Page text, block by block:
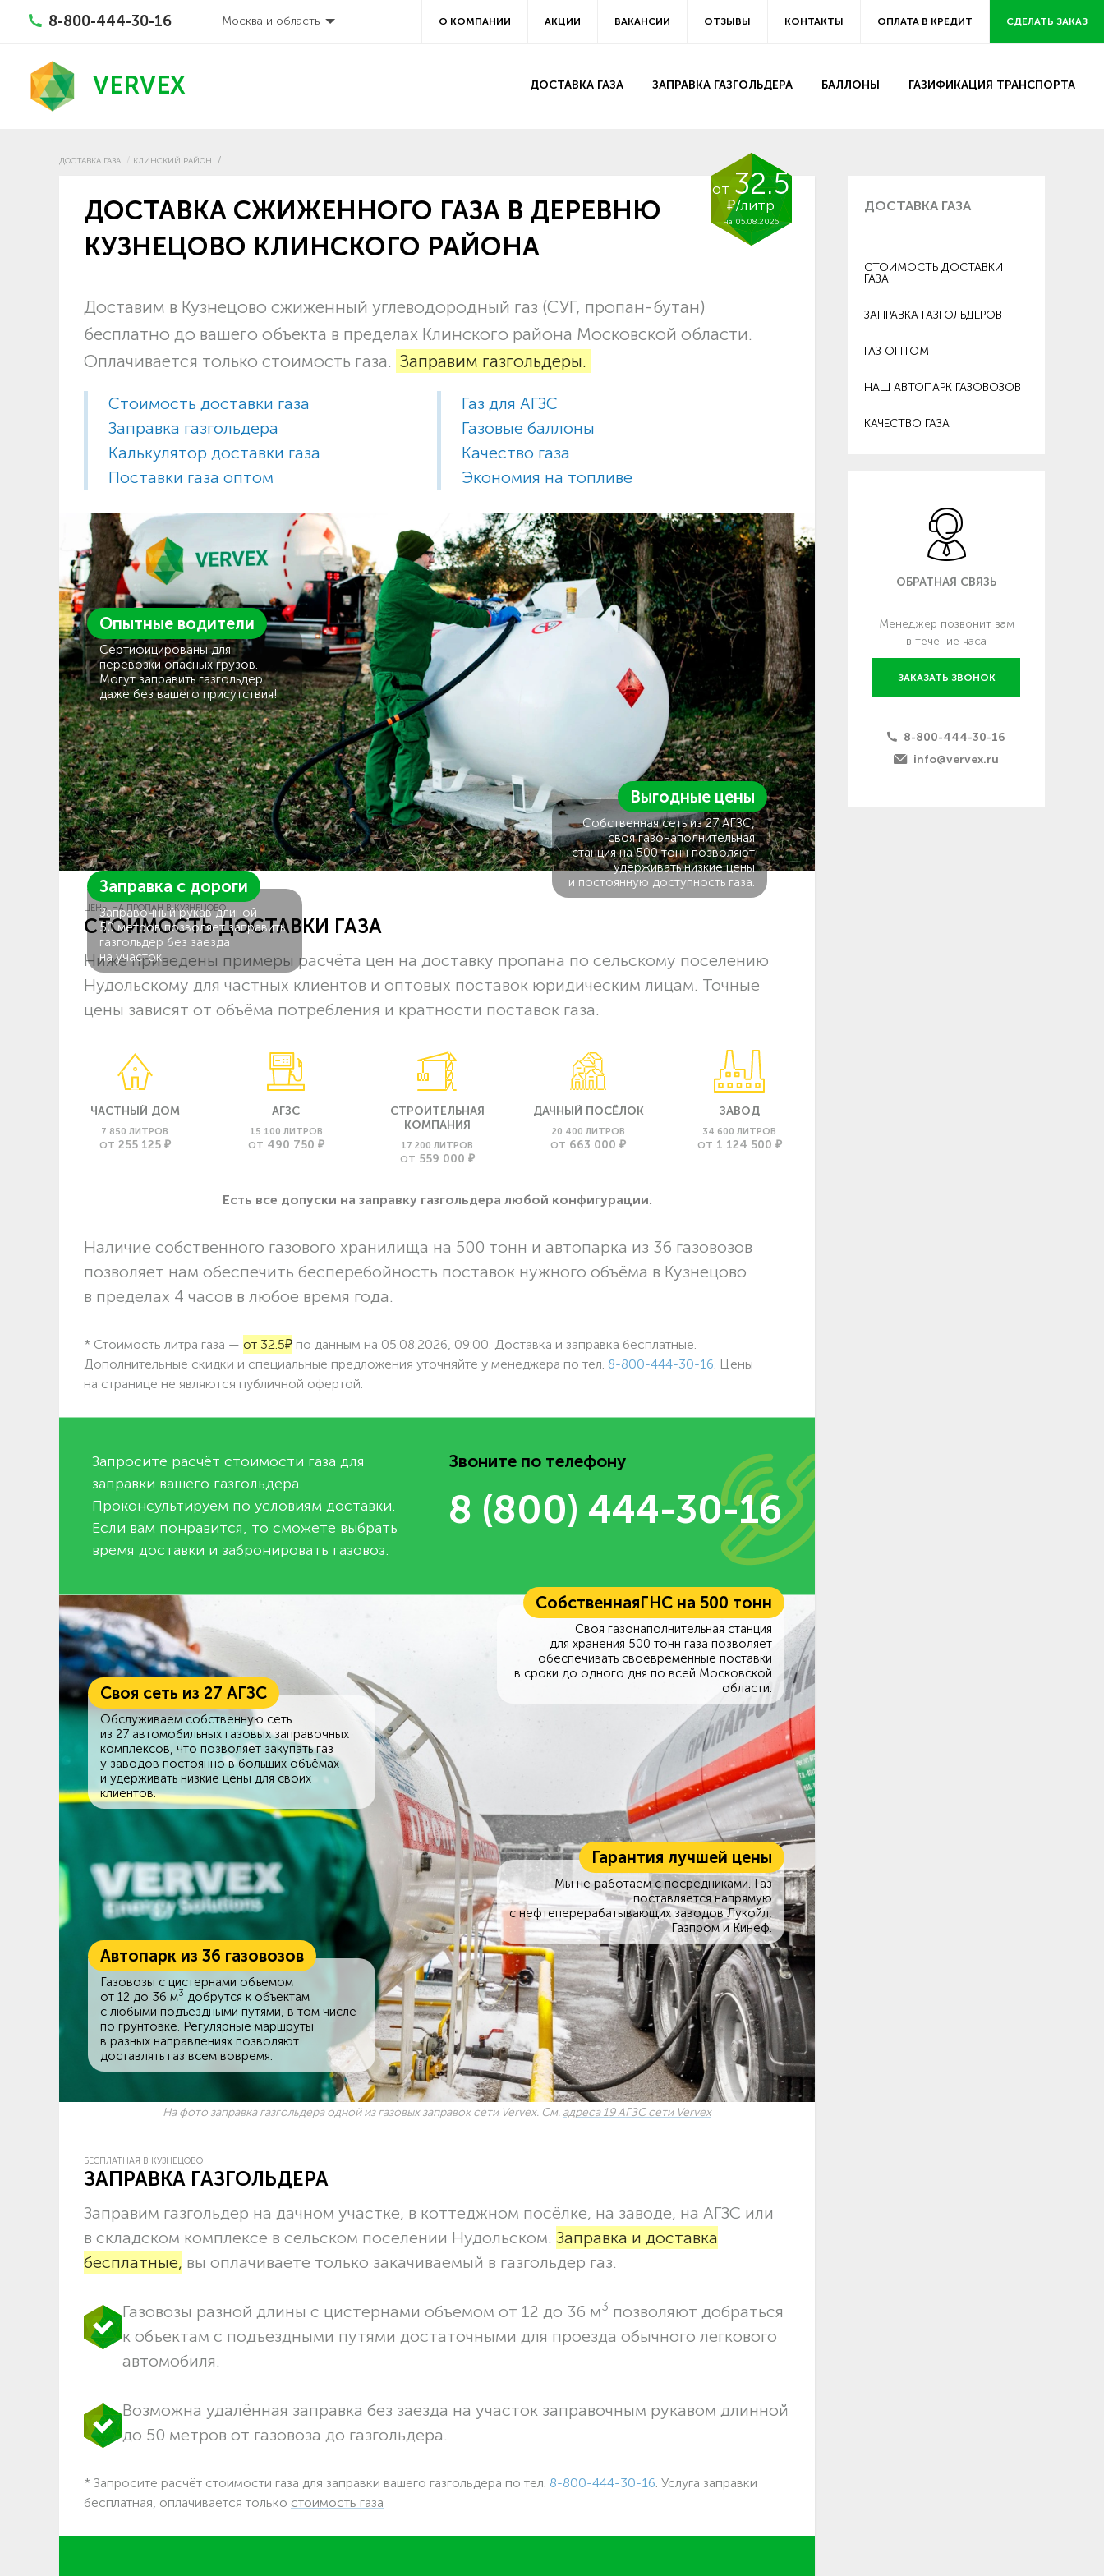
8-800-444-30-16 Москва и область О КОМПАНИИ АКЦИИ ВАКАНСИИ ОТЗЫВЫ КОНТАКТЫ ОПЛАТА В КРЕДИТ СДЕЛАТЬ ЗАКАЗ
VERVEX ДОСТАВКА ГАЗА ЗАПРАВКА ГАЗГОЛЬДЕРА БАЛЛОНЫ ГАЗИФИКАЦИЯ ТРАНСПОРТА
ДОСТАВКА ГАЗА КЛИНСКИЙ РАЙОН
от 32.5
₽/литр
на 05.08.2026
ДОСТАВКА СЖИЖЕННОГО ГАЗА В ДЕРЕВНЮ
КУЗНЕЦОВО КЛИНСКОГО РАЙОНА
Доставим в Кузнецово сжиженный углеводородный газ (СУГ, пропан-бутан)
бесплатно до вашего объекта в пределах Клинского района Московской области.
Оплачивается только стоимость газа. Заправим газгольдеры.
Стоимость доставки газа
Заправка газгольдера
Калькулятор доставки газа
Поставки газа оптом
Газ для АГЗС
Газовые баллоны
Качество газа
Экономия на топливе
Опытные водители
Сертифицированы для
перевозки опасных грузов.
Могут заправить газгольдер
даже без вашего присутствия!
Заправка с дороги
Заправочный рукав длиной
50 метров позволяет заправить
газгольдер без заезда
на участок.
Выгодные цены
Собственная сеть из 27 АГЗС,
своя газонаполнительная
станция на 500 тонн позволяют
удерживать низкие цены
и постоянную доступность газа.
ЦЕНЫ НА ПРОПАН В КУЗНЕЦОВО
СТОИМОСТЬ ДОСТАВКИ ГАЗА
Ниже приведены примеры расчёта цен на доставку пропана по сельскому поселению
Нудольскому для частных клиентов и оптовых поставок юридическим лицам. Точные
цены зависят от объёма потребления и кратности поставок газа.
ЧАСТНЫЙ ДОМ
7 850 ЛИТРОВ
ОТ 255 125 ₽
АГЗС
15 100 ЛИТРОВ
ОТ 490 750 ₽
СТРОИТЕЛЬНАЯ
КОМПАНИЯ
17 200 ЛИТРОВ
ОТ 559 000 ₽
ДАЧНЫЙ ПОСЁЛОК
20 400 ЛИТРОВ
ОТ 663 000 ₽
ЗАВОД
34 600 ЛИТРОВ
ОТ 1 124 500 ₽
Есть все допуски нa заправку газгольдера любой конфигурации.
Наличие собственного газового хранилища на 500 тонн и автопарка из 36 газовозов
позволяет нам обеспечить бесперебойность поставок нужного объёма в Кузнецово
в пределах 4 часов в любое время года.
* Стоимость литра газа — от 32.5₽ по данным на 05.08.2026, 09:00. Доставка и заправка бесплатные.
Дополнительные скидки и специальные предложения уточняйте у менеджера по тел. 8-800-444-30-16 . Цены
на странице не являются публичной офертой.
Запросите расчёт стоимости газа для
заправки вашего газгольдера.
Проконсультируем по условиям доставки.
Если вам понравится, то сможете выбрать
время доставки и забронировать газовоз.
Звоните по телефону
8 (800) 444-30-16
СобственнаяГНС на 500 тонн
Своя газонаполнительная станция
для хранения 500 тонн газа позволяет
обеспечивать своевременные поставки
в сроки до одного дня по всей Московской
области.
Своя сеть из 27 АГЗС
Обслуживаем собственную сеть
из 27 автомобильных газовых заправочных
комплексов, что позволяет закупать газ
у заводов постоянно в больших объёмах
и удерживать низкие цены для своих
клиентов.
Гарантия лучшей цены
Мы не работаем с посредниками. Газ
поставляется напрямую
с нефтеперерабатывающих заводов Лукойл,
Газпром и Кинеф.
Автопарк из 36 газовозов
Газовозы с цистернами объемом
от 12 до 36 м3 добрутся к объектам
c любыми подъездными путями, в том числе
по грунтовке. Регулярные маршруты
в разных направлениях позволяют
доставлять газ всем вовремя.
На фото заправка газгольдера одной из газовых заправок сети Vervex. См. адреса 19 АГЗС сети Vervex
БЕСПЛАТНАЯ В КУЗНЕЦОВО
ЗАПРАВКА ГАЗГОЛЬДЕРА
Заправим газгольдер на дачном участке, в коттеджном посёлке, на заводе, на АГЗС или
в складском комплексе в сельском поселении Нудольском. Заправка и доставка
бесплатные, вы оплачиваете только закачиваемый в газгольдер газ.
Газовозы разной длины с цистернами объемом от 12 до 36 м3 позволяют добраться
к объектам c подъездными путями достаточными для проезда обычного легкового
автомобиля.
Возможна удалённая заправка без заезда на участок заправочным рукавом длинной
до 50 метров от газовоза до газгольдера.
* Запросите расчёт стоимости газа для заправки вашего газгольдера по тел. 8-800-444-30-16 . Услуга заправки
бесплатная, оплачивается только стоимость газа
ДОСТАВКА ГАЗА
СТОИМОСТЬ ДОСТАВКИ
ГАЗА
ЗАПРАВКА ГАЗГОЛЬДЕРОВ
ГАЗ ОПТОМ
НАШ АВТОПАРК ГАЗОВОЗОВ
КАЧЕСТВО ГАЗА
ОБРАТНАЯ СВЯЗЬ
Менеджер позвонит вам
в течение часа
ЗАКАЗАТЬ ЗВОНОК
8-800-444-30-16
info@vervex.ru